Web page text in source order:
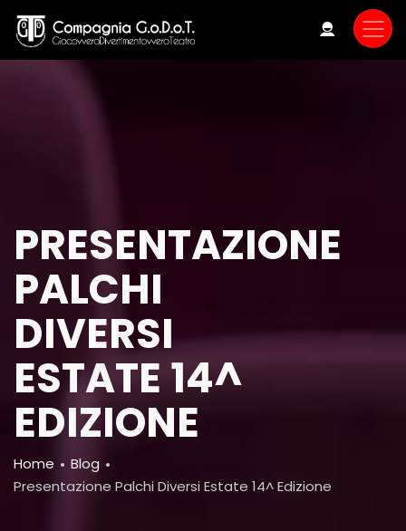
main
PRESENTAZIONE
PALCHI
DIVERSI
ESTATE 14^
EDIZIONE
Breadcrumb
Home
Blog
Presentazione Palchi Diversi Estate 14^ Edizione